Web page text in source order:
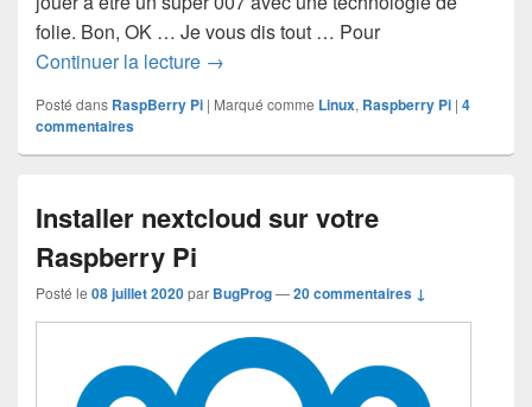
folie. Bon, OK … Je vous dis tout … Pour
Continuer la lecture Webcam maison et Raspberry pour
→
Posté dans RaspBerry Pi | Marqué comme Linux, Raspberry Pi | 4
commentaires
Installer nextcloud sur votre
Raspberry Pi
Posté le 08 juillet 2020par BugProg—20 commentaires ↓